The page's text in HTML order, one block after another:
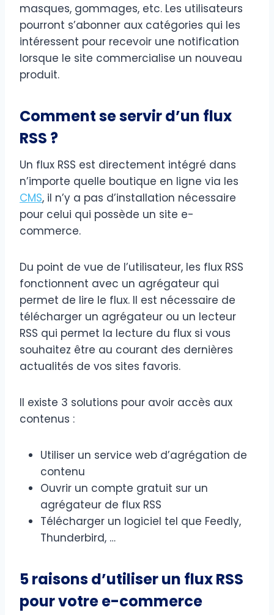
masques, gommages, etc. Les utilisateurs
pourront s’abonner aux catégories qui les
intéressent pour recevoir une notification
lorsque le site commercialise un nouveau
produit.
Comment se servir d’un flux
RSS ?
Un flux RSS est directement intégré dans
n’importe quelle boutique en ligne via les
CMS, il n’y a pas d’installation nécessaire
pour celui qui possède un site e-
commerce.
Du point de vue de l’utilisateur, les flux RSS
fonctionnent avec un agrégateur qui
permet de lire le flux. Il est nécessaire de
télécharger un agrégateur ou un lecteur
RSS qui permet la lecture du flux si vous
souhaitez être au courant des dernières
actualités de vos sites favoris.
Il existe 3 solutions pour avoir accès aux
contenus :
Utiliser un service web d’agrégation de
contenu
Ouvrir un compte gratuit sur un
agrégateur de flux RSS
Télécharger un logiciel tel que Feedly,
Thunderbird, …
5 raisons d’utiliser un flux RSS
pour votre e-commerce